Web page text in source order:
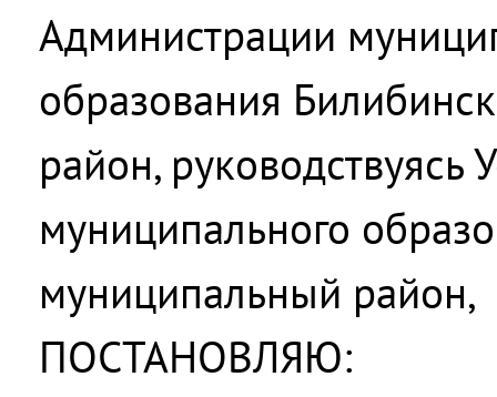
Администрации
образования
район, руководствуясь
муниципального
муниципальный район,
ПОСТАНОВЛЯЮ: